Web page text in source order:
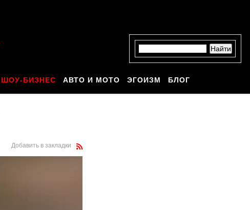
ШОУ-БИЗНЕС АВТО И МОТО ЭГОИЗМ БЛОГ
Добавить в закладки